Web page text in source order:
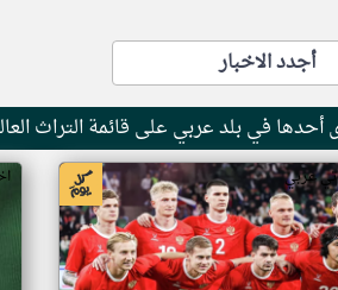
أجدد الاخبار
في بلد عربي على قائمة التراث
تي عربي